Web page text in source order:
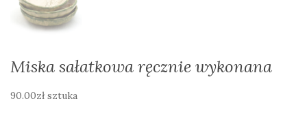
Miska sałatkowa ręcznie wykonana
90.00zł sztuka